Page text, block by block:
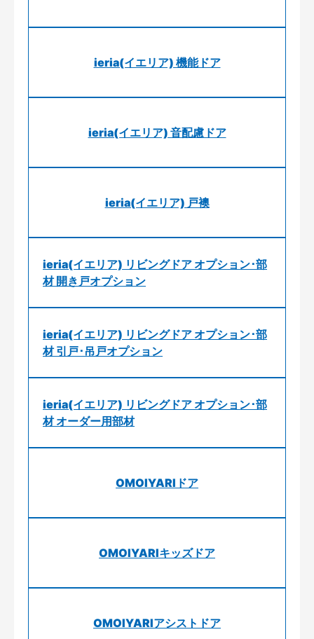
ieria(イエリア) 機能ドア
ieria(イエリア) 音配慮ドア
ieria(イエリア) 戸襖
ieria(イエリア) リビングドア オプション･部
材 開き戸オプション
ieria(イエリア) リビングドア オプション･部
材 引戸･吊戸オプション
ieria(イエリア) リビングドア オプション･部
材 オーダー用部材
OMOIYARIドア
OMOIYARIキッズドア
OMOIYARIアシストドア